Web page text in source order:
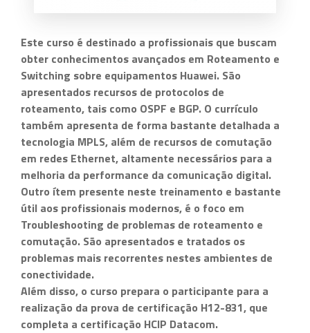
Este curso é destinado a profissionais que buscam
obter conhecimentos avançados em Roteamento e
Switching sobre equipamentos Huawei. São
apresentados recursos de protocolos de
roteamento, tais como OSPF e BGP. O currículo
também apresenta de forma bastante detalhada a
tecnologia MPLS, além de recursos de comutação
em redes Ethernet, altamente necessários para a
melhoria da performance da comunicação digital.
Outro ítem presente neste treinamento e bastante
útil aos profissionais modernos, é o foco em
Troubleshooting de problemas de roteamento e
comutação. São apresentados e tratados os
problemas mais recorrentes nestes ambientes de
conectividade.
Além disso, o curso prepara o participante para a
realização da prova de certificação H12-831, que
completa a certificação HCIP Datacom.